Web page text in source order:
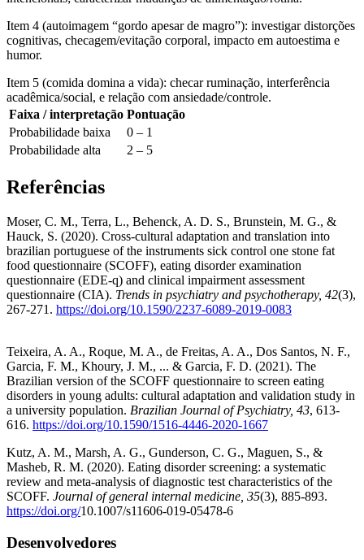
Item 4 (autoimagem “gordo apesar de magro”): investigar distorções
cognitivas, checagem/evitação corporal, impacto em autoestima e
humor.
Item 5 (comida domina a vida): checar ruminação, interferência
acadêmica/social, e relação com ansiedade/controle.
Faixa / interpretação Pontuação
Probabilidade baixa
0 – 1
Probabilidade alta
2 – 5
Referências
Moser, C. M., Terra, L., Behenck, A. D. S., Brunstein, M. G., &
Hauck, S. (2020). Cross-cultural adaptation and translation into
brazilian portuguese of the instruments sick control one stone fat
food questionnaire (SCOFF), eating disorder examination
questionnaire (EDE-q) and clinical impairment assessment
questionnaire (CIA). Trends in psychiatry and psychotherapy, 42(3),
267-271. https://doi.org/10.1590/2237-6089-2019-0083
Teixeira, A. A., Roque, M. A., de Freitas, A. A., Dos Santos, N. F.,
Garcia, F. M., Khoury, J. M., ... & Garcia, F. D. (2021). The
Brazilian version of the SCOFF questionnaire to screen eating
disorders in young adults: cultural adaptation and validation study in
a university population. Brazilian Journal of Psychiatry, 43, 613-
616. https://doi.org/10.1590/1516-4446-2020-1667
Kutz, A. M., Marsh, A. G., Gunderson, C. G., Maguen, S., &
Masheb, R. M. (2020). Eating disorder screening: a systematic
review and meta-analysis of diagnostic test characteristics of the
SCOFF. Journal of general internal medicine, 35(3), 885-893.
https://doi.org/10.1007/s11606-019-05478-6
Desenvolvedores